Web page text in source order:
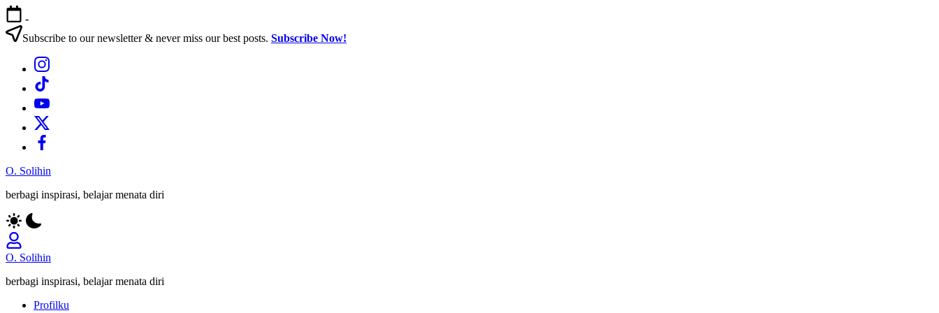
Skip
to
content
-
Subscribe to our newsletter & never miss our best posts. Subscribe Now!
Bagian
Menu
Bagian
Menu
Bagian
Bagian
Menu
Bagian
Menu
O. Solihin
berbagi inspirasi, belajar menata diri
O. Solihin
berbagi inspirasi, belajar menata diri
Profilku